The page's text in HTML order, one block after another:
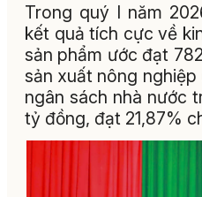
Trong quý I năm
kết quả tích cực về
sản phẩm ước đạt
sản xuất nông
ngân sách nhà nước
tỷ đồng, đạt 21,87%